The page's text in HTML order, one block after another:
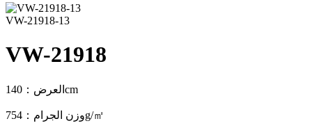
VW-21918-13
VW-21918
العرض：140cm
وزن الجرام：754g/㎡